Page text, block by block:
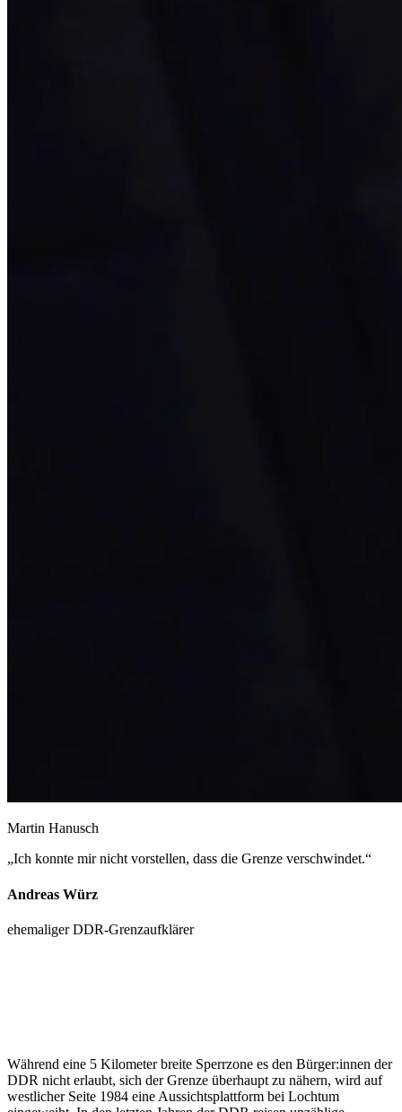
Martin Hanusch
„Ich konnte mir nicht vorstellen, dass die Grenze verschwindet.“
Andreas Würz
ehemaliger DDR-Grenzaufklärer
Während eine 5 Kilometer breite Sperrzone es den Bürger:innen der
DDR nicht erlaubt, sich der Grenze überhaupt zu nähern, wird auf
westlicher Seite 1984 eine Aussichtsplattform bei Lochtum